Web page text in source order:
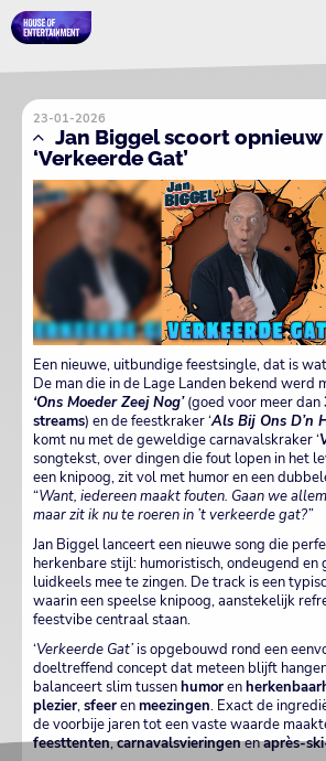
23-01-2026
Jan Biggel scoort
‘Verkeerde Gat’
Een nieuwe, uitbundige feestsingle, dat is wat
De man die in de Lage Landen bekend werd
‘Ons Moeder Zeej Nog’(goed voor meer dan
streams) en de feestkraker ‘Als Bij Ons D’n
komt nu met de geweldige carnavalskraker ‘
songtekst, over dingen die fout lopen in het
een knipoog, zit vol met humor en een
“Want, iedereen maakt fouten. Gaan we
maar zit ik nu te roeren in ’t verkeerde gat?”
Jan Biggel lanceert een nieuwe song die
herkenbare stijl: humoristisch, ondeugend en
luidkeels mee te zingen. De track is een
waarin een speelse knipoog, aanstekelijk
feestvibe centraal staan.
‘Verkeerde Gat’is opgebouwd rond een
doeltreffend concept dat meteen blijft
balanceert slim tussenhumoren
plezier,sfeerenmeezingen. Exact de
de voorbije jaren tot een vaste waarde
feesttenten,carnavalsvieringenenaprès-